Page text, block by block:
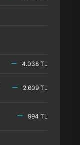
4.038 TL
2.609 TL
994 TL